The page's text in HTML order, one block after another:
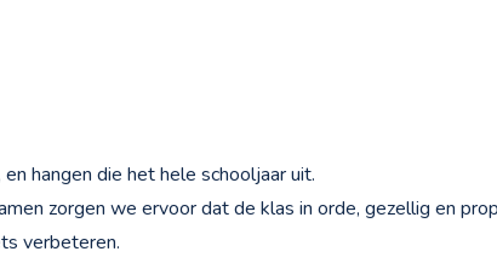
hangen die het hele schooljaar uit.
zorgen we ervoor dat de klas in orde, gezellig en
verbeteren.